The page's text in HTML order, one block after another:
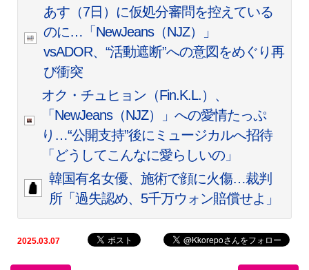
あす（7日）に仮処分審問を控えている
のに…「NewJeans（NJZ）」
vsADOR、“活動遮断”への意図をめぐり再
び衝突
オク・チュヒョン（Fin.K.L.）、
「NewJeans（NJZ）」への愛情たっぷ
り…“公開支持”後にミュージカルへ招待
「どうしてこんなに愛らしいの」
韓国有名女優、施術で顔に火傷…裁判
所「過失認め、5千万ウォン賠償せよ」
2025.03.07